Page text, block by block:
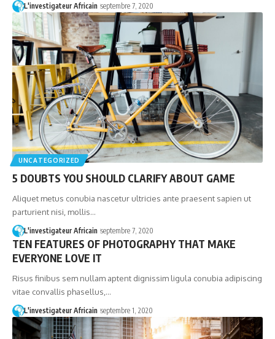
L'investigateur Africain septembre 7, 2020
UNCATEGORIZED
5 DOUBTS YOU SHOULD CLARIFY ABOUT GAME
Aliquet metus conubia nascetur ultricies ante praesent sapien ut
parturient nisi, mollis…
L'investigateur Africain septembre 7, 2020
TEN FEATURES OF PHOTOGRAPHY THAT MAKE
EVERYONE LOVE IT
Risus finibus sem nullam aptent dignissim ligula conubia adipiscing
vitae convallis phasellus,…
L'investigateur Africain septembre 1, 2020